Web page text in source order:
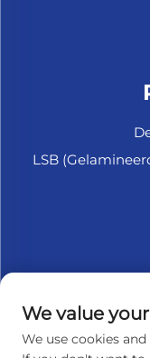
LSB
We value
We use cookies